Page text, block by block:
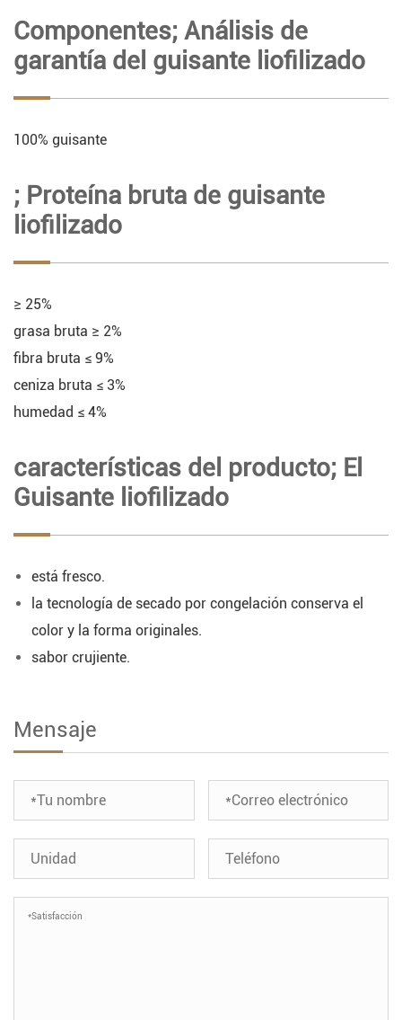
Componentes; Análisis de
garantía del guisante liofilizado
100% guisante
; Proteína bruta de guisante
liofilizado
≥ 25%
grasa bruta ≥ 2%
fibra bruta ≤ 9%
ceniza bruta ≤ 3%
humedad ≤ 4%
características del producto; El
Guisante liofilizado
está fresco.
la tecnología de secado por congelación conserva el
color y la forma originales.
sabor crujiente.
Mensaje